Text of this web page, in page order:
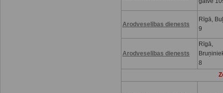
Arodveselības dienests
Rīgā,
9
Arodveselības dienests
Rīgā,
8